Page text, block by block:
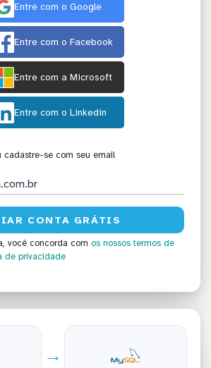
Entre com o Google
Entre com o Facebook
Entre com a Microsoft
Entre com o Linkedin
cadastre-se com seu email
você concorda com os nossos termos de
de privacidade
→